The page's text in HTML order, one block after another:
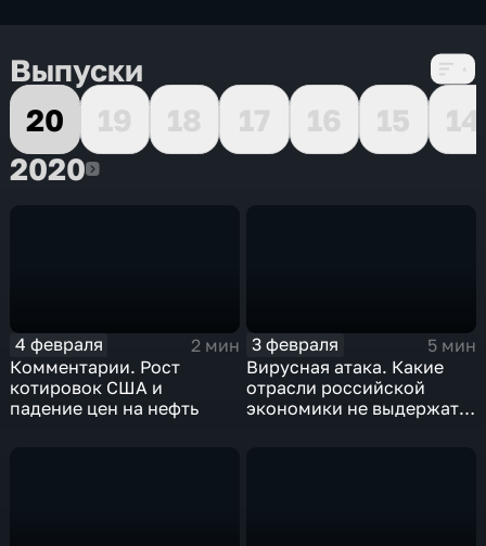
Выпуски
20
19 18 17 16 15
14
20202020
4 февраля
2 мин
Комментарии. Рост
котировок США и
падение цен на нефть
3 февраля
5 мин
Вирусная атака. Какие
отрасли российской
экономики не выдержат